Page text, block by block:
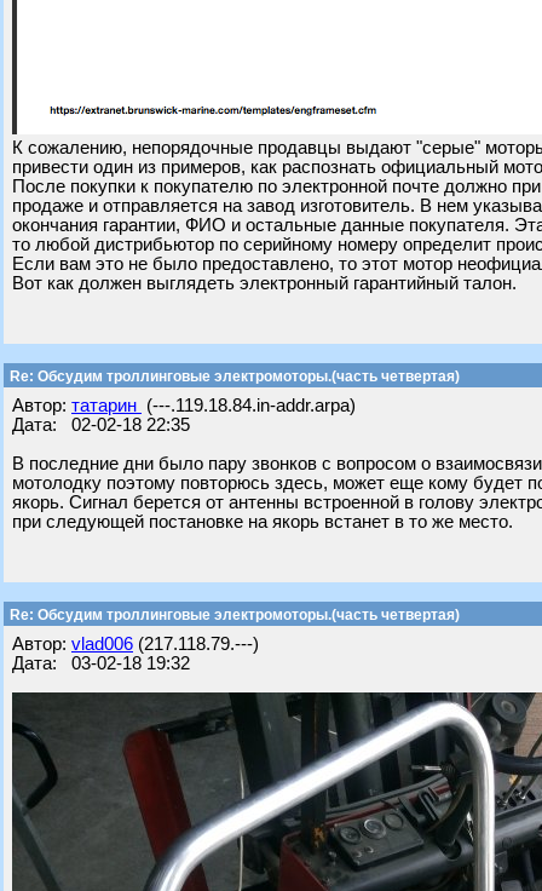
К сожалению, непорядочные продавцы выдают "серые"
привести один из примеров, как распознать официальный
После покупки к покупателю по электронной почте должно
продаже и отправляется на завод изготовитель. В нем
окончания гарантии, ФИО и остальные данные покупателя.
то любой дистрибьютор по серийному номеру определит
Если вам это не было предоставлено, то этот мотор
Вот как должен выглядеть электронный гарантийный талон.
Re: Обсудим троллинговые электромоторы.(часть четвертая)
Автор: татарин (---.119.18.84.in-addr.arpa)
Дата: 02-02-18 22:35
В последние дни было пару звонков с вопросом о
мотолодку поэтому повторюсь здесь, может еще кому будет
якорь. Сигнал берется от антенны встроенной в голову
при следующей постановке на якорь встанет в то же место.
Re: Обсудим троллинговые электромоторы.(часть четвертая)
Автор: vlad006 (217.118.79.---)
Дата: 03-02-18 19:32